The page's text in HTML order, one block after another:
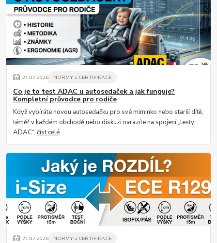
21.07.2026 NORMY a CERTIFIKACE
Co je to test ADAC u autosedaček a jak funguje?
Kompletní průvodce pro rodiče
Když vybíráte novou autosedačku pro své miminko nebo starší dítě,
téměř v každém obchodě nebo diskuzi narazíte na spojení „testy
ADAC“.číst celé
21.07.2026 NORMY a CERTIFIKACE